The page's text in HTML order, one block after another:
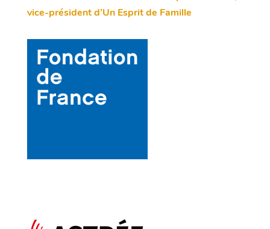
vice-président d’Un Esprit de Famille